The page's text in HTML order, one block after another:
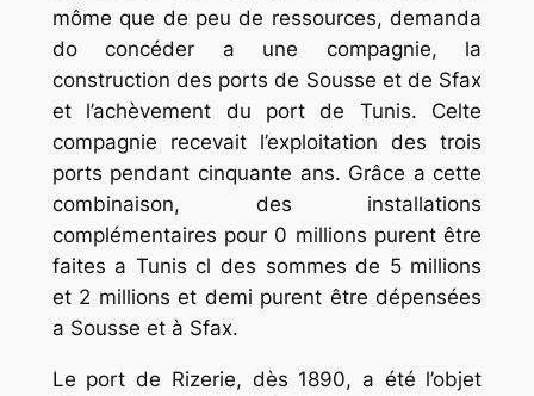
môme que de peu de ressources, demanda
do concéder a une compagnie, la
construction des ports de Sousse et de Sfax
et l’achèvement du port de Tunis. Celte
compagnie recevait l’exploitation des trois
ports pendant cinquante ans. Grâce a cette
combinaison, des installations
complémentaires pour 0 millions purent être
faites a Tunis cl des sommes de 5 millions
et 2 millions et demi purent être dépensées
a Sousse et à Sfax.
Le port de Rizerie, dès 1890, a été l’objet